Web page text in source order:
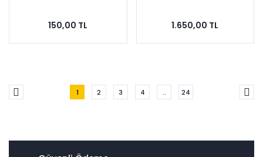
150,00 TL 1.650,00 TL
1 2 3 4 .. 24